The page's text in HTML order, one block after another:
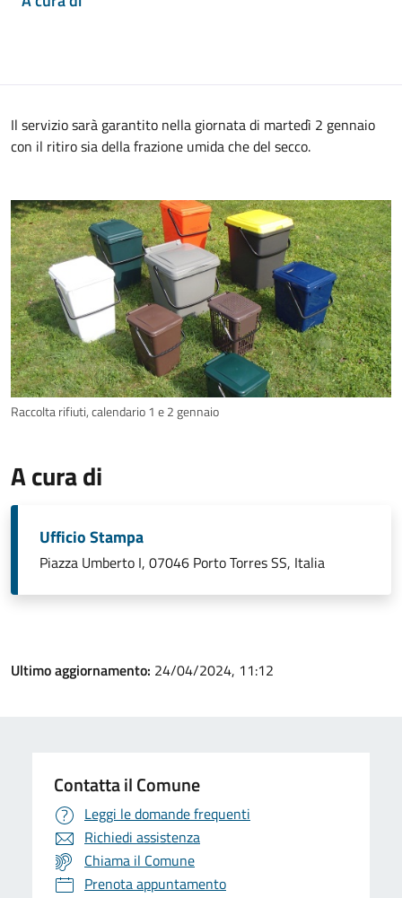
Il servizio sarà garantito nella giornata di martedì 2 gennaio
con il ritiro sia della frazione umida che del secco.
Raccolta rifiuti, calendario 1 e 2 gennaio
A cura di
Ufficio Stampa
Piazza Umberto I, 07046 Porto Torres SS, Italia
Ultimo aggiornamento: 24/04/2024, 11:12
Contatta il Comune
Leggi le domande frequenti
Richiedi assistenza
Chiama il Comune
Prenota appuntamento